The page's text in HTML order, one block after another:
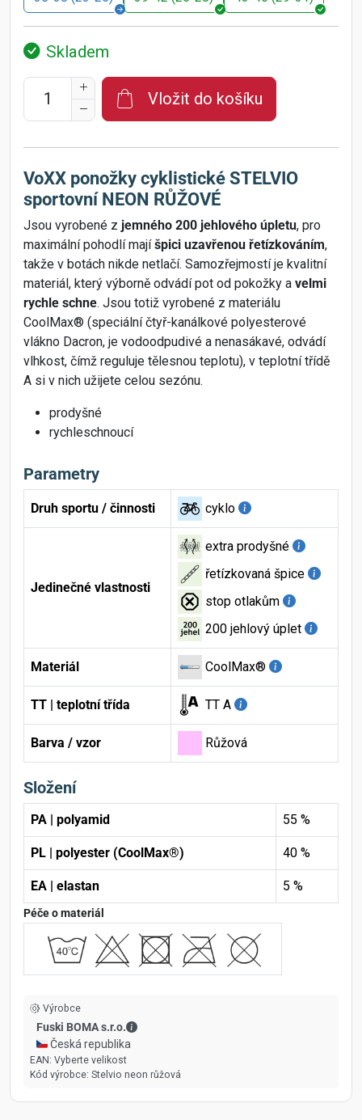
Skladem
Vložit do košíku
VoXX ponožky cyklistické STELVIO
sportovní NEON RŮŽOVÉ
Jsou vyrobené z jemného 200 jehlového úpletu, pro
maximální pohodlí majíšpici uzavřenou řetízkováním,
takže v botách nikde netlačí. Samozřejmostí je kvalitní
materiál, který výborně odvádí pot od pokožky a velmi
rychle schne. Jsou totiž vyrobené z materiálu
CoolMax® (speciální čtyř-kanálkové polyesterové
vlákno Dacron, je vodoodpudivé a nenasákavé, odvádí
vlhkost, čímž reguluje tělesnou teplotu), v teplotní třídě
A si v nich užijete celou sezónu.
prodyšné
rychleschnoucí
Parametry
Druh sportu / činnosti cyklo
Jedinečné vlastnosti
extra prodyšné
řetízkovaná špice
stop otlakům
200 jehlový úplet
Materiál CoolMax®
TT | teplotní třída TT A
Barva / vzor Růžová
Složení
PA | polyamid 55 %
PL | polyester (CoolMax®) 40 %
EA | elastan 5 %
Péče o materiál
Výrobce
Fuski BOMA s.r.o.
Fuski BOMA s.r.o. - Kontaktní údaje
🇨🇿 Česká republika
EAN: Vyberte velikost
Kód výrobce: Stelvio neon růžová